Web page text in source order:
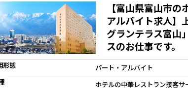
【富山県富山市
アルバイト求人】
グランテラス富山
スのお仕事です。
形態
パート・アルバイト
ホテルの中華レストラン接客サ